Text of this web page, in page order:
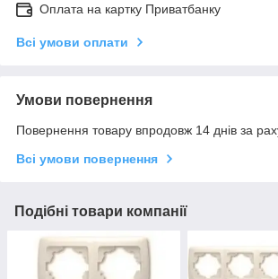
Оплата на картку Приватбанку
Всі умови оплати
Умови повернення
Повернення товару впродовж 14 днів за
Всі умови повернення
Подібні товари компанії